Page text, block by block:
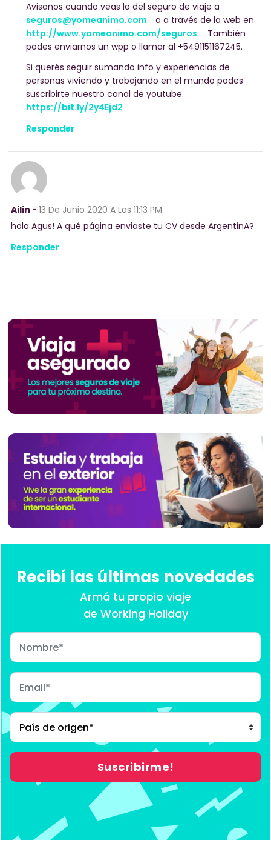
Avisanos cuando veas lo del seguro de viaje a
seguros@yomeanimo.com
o a través de la web en
http://www.yomeanimo.com/seguros . También
podes enviarnos un wpp o llamar al +5491151167245.
Si querés seguir sumando info y experiencias de
personas viviendo y trabajando en el mundo podes
suscribirte nuestro canal de youtube.
https://bit.ly/2y4Ejd2
Responder
Ailin - 13 De Junio 2020 A Las 11:13 PM
hola Agus! A qué página enviaste tu CV desde ArgentinA?
Responder
Recibí las últimas novedades
Armá tu propio viaje
de Working Holiday